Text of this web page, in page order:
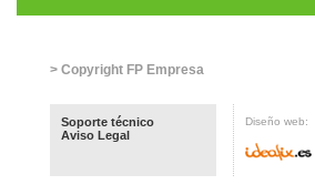
> Copyright FP Empresa
Soporte técnico
Aviso Legal
Diseño web: